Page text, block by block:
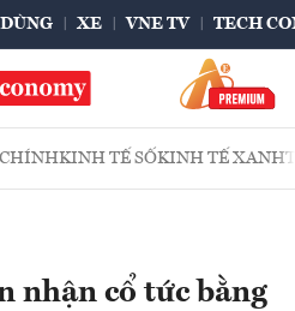
XE VNE TV TECH
KINH TẾ SỐKINH TẾ XANH
nhận cổ tức bằng